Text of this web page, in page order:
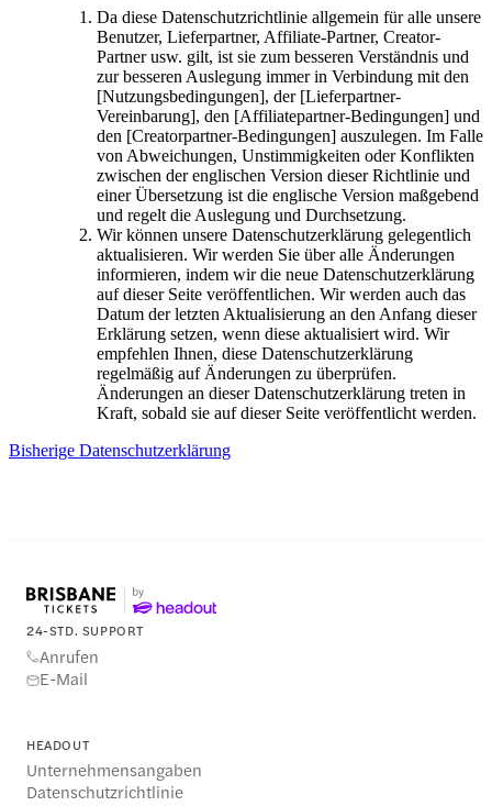
Da diese Datenschutzrichtlinie allgemein für alle unsere
Benutzer, Lieferpartner, Affiliate-Partner, Creator-
Partner usw. gilt, ist sie zum besseren Verständnis und
zur besseren Auslegung immer in Verbindung mit den
[Nutzungsbedingungen], der [Lieferpartner-
Vereinbarung], den [Affiliatepartner-Bedingungen] und
den [Creatorpartner-Bedingungen] auszulegen. Im Falle
von Abweichungen, Unstimmigkeiten oder Konflikten
zwischen der englischen Version dieser Richtlinie und
einer Übersetzung ist die englische Version maßgebend
und regelt die Auslegung und Durchsetzung.
Wir können unsere Datenschutzerklärung gelegentlich
aktualisieren. Wir werden Sie über alle Änderungen
informieren, indem wir die neue Datenschutzerklärung
auf dieser Seite veröffentlichen. Wir werden auch das
Datum der letzten Aktualisierung an den Anfang dieser
Erklärung setzen, wenn diese aktualisiert wird. Wir
empfehlen Ihnen, diese Datenschutzerklärung
regelmäßig auf Änderungen zu überprüfen.
Änderungen an dieser Datenschutzerklärung treten in
Kraft, sobald sie auf dieser Seite veröffentlicht werden.
Bisherige Datenschutzerklärung
24-STD. SUPPORT
Anrufen
E-Mail
HEADOUT
Unternehmensangaben
Datenschutzrichtlinie